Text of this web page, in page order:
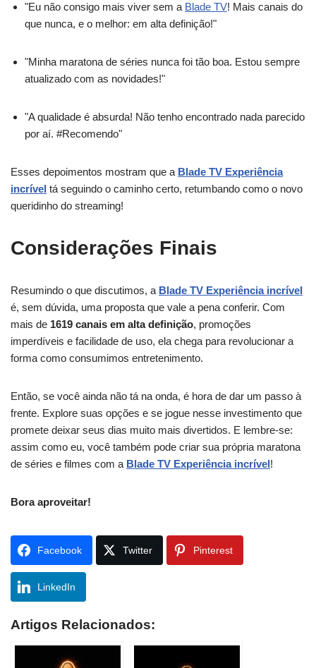
"Eu não consigo mais viver sem a Blade TV! Mais canais do
que nunca, e o melhor: em alta definição!"
"Minha maratona de séries nunca foi tão boa. Estou sempre
atualizado com as novidades!"
"A qualidade é absurda! Não tenho encontrado nada parecido
por aí. #Recomendo"
Esses depoimentos mostram que a Blade TV Experiência
incrível tá seguindo o caminho certo, retumbando como o novo
queridinho do streaming!
Considerações Finais
Resumindo o que discutimos, a Blade TV Experiência incrível
é, sem dúvida, uma proposta que vale a pena conferir. Com
mais de 1619 canais em alta definição, promoções
imperdíveis e facilidade de uso, ela chega para revolucionar a
forma como consumimos entretenimento.
Então, se você ainda não tá na onda, é hora de dar um passo à
frente. Explore suas opções e se jogue nesse investimento que
promete deixar seus dias muito mais divertidos. E lembre-se:
assim como eu, você também pode criar sua própria maratona
de séries e filmes com a Blade TV Experiência incrível!
Bora aproveitar!
Facebook Twitter Pinterest
LinkedIn
Artigos Relacionados: